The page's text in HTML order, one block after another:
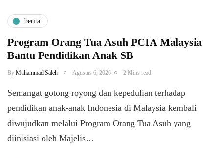
berita
Program Orang Tua Asuh PCIA Malaysia
Bantu Pendidikan Anak SB
By Muhammad Saleh Agustus 6, 2026 2 Mins read
​Semangat gotong royong dan kepedulian terhadap
pendidikan anak-anak Indonesia di Malaysia kembali
diwujudkan melalui Program Orang Tua Asuh yang
diinisiasi oleh Majelis…